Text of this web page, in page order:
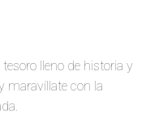
lleno de historia y
maravíllate con la